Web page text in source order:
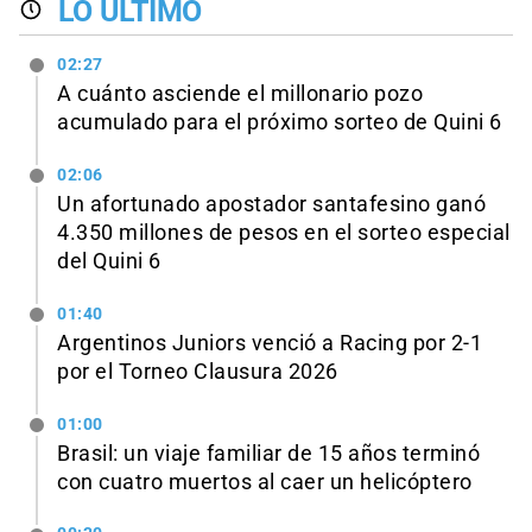
LO ÚLTIMO
02:27
A cuánto asciende el millonario pozo
acumulado para el próximo sorteo de Quini 6
02:06
Un afortunado apostador santafesino ganó
4.350 millones de pesos en el sorteo especial
del Quini 6
01:40
Argentinos Juniors venció a Racing por 2-1
por el Torneo Clausura 2026
01:00
Brasil: un viaje familiar de 15 años terminó
con cuatro muertos al caer un helicóptero